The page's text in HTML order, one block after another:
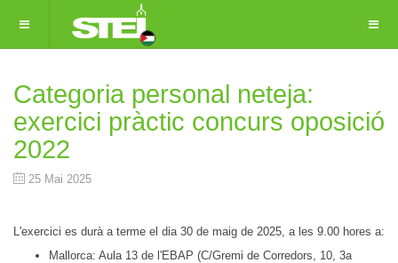
Categoria personal neteja:
exercici pràctic concurs oposició
2022
25 Mai 2025
L'exercici es durà a terme el dia 30 de maig de 2025, a les 9.00 hores a:
Mallorca: Aula 13 de l'EBAP (C/Gremi de Corredors, 10, 3a